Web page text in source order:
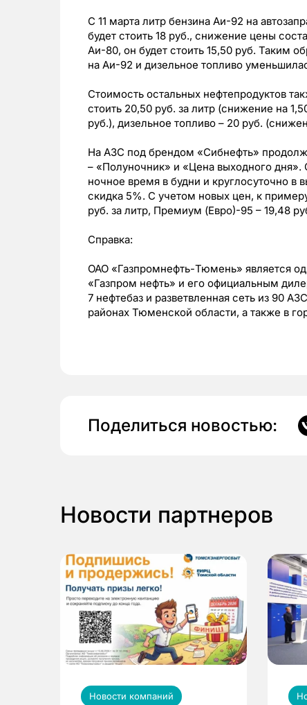
С 11 марта литр бензина Аи-92 на
будет стоить 18 руб., снижение цены
Аи-80, он будет стоить 15,50 руб. Таким
на Аи-92 и дизельное топливо
Стоимость остальных нефтепродуктов
стоить 20,50 руб. за литр (снижение на
руб.), дизельное топливо – 20 руб.
На АЗС под брендом «Сибнефть»
– «Полуночник» и «Цена выходного
ночное время в будни и круглосуточно в
скидка 5%. С учетом новых цен, к
руб. за литр, Премиум (Евро)-95 – 19,48
Справка:
ОАО «Газпромнефть-Тюмень» является
«Газпром нефть» и его официальным
7 нефтебаз и разветвленная сеть из 90
районах Тюменской области, а также в
Поделиться новостью:
Новости партнеров
Новости компаний